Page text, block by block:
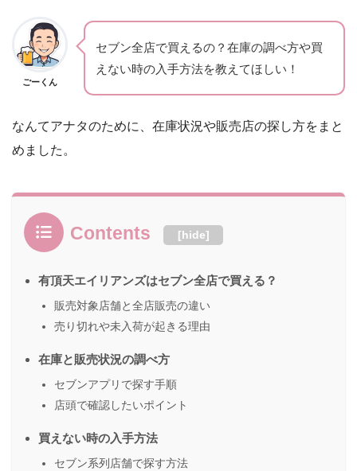
ごーくん
セブン全店で買えるの？在庫の調べ方や買
えない時の入手方法を教えてほしい！
なんてアナタのために、在庫状況や販売店の探し方をまと
めました。
Contents [hide]
有頂天エイリアンズはセブン全店で買える？
販売対象店舗と全店販売の違い
売り切れや未入荷が起きる理由
在庫と販売状況の調べ方
セブンアプリで探す手順
店頭で確認したいポイント
買えない時の入手方法
セブン系列店舗で探す方法